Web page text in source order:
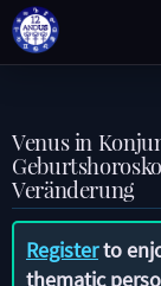
Venus in
Veränderung
Registerto
thematic